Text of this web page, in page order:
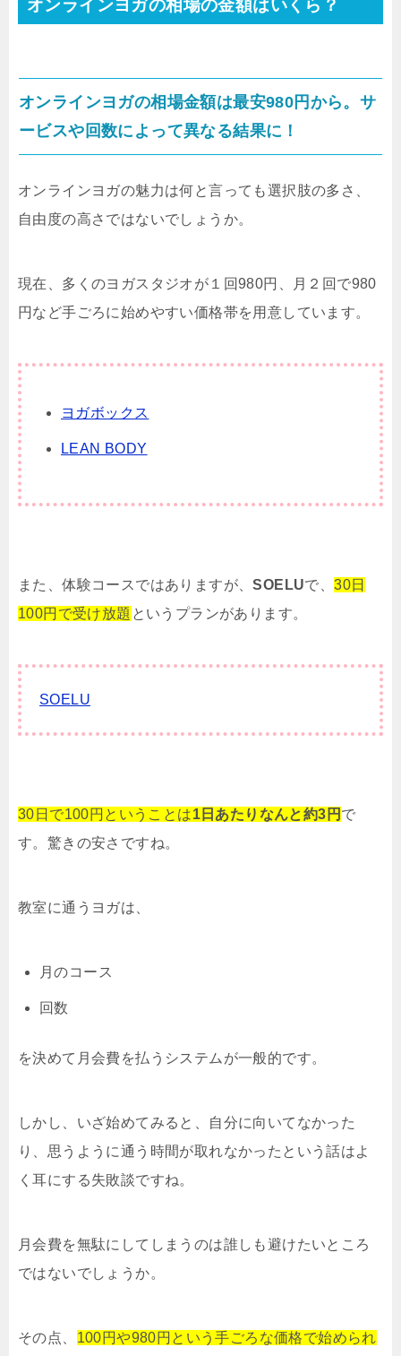
オンラインヨガの相場の金額はいくら？
オンラインヨガの相場金額は最安980円から。サ
ービスや回数によって異なる結果に！
オンラインヨガの魅力は何と言っても選択肢の多さ、
自由度の高さではないでしょうか。
現在、多くのヨガスタジオが１回980円、月２回で980
円など手ごろに始めやすい価格帯を用意しています。
ヨガボックス
LEAN BODY
また、体験コースではありますが、SOELUで、30日
100円で受け放題 というプランがあります。
SOELU
30日で100円ということは1日あたりなんと約3円 で
す。驚きの安さですね。
教室に通うヨガは、
月のコース
回数
を決めて月会費を払うシステムが一般的です。
しかし、いざ始めてみると、自分に向いてなかった
り、思うように通う時間が取れなかったという話はよ
く耳にする失敗談ですね。
月会費を無駄にしてしまうのは誰しも避けたいところ
ではないでしょうか。
その点、 100円や980円という手ごろな価格で始められ